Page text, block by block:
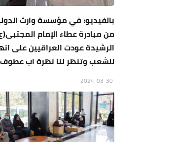
بالفيديو: في مؤسسة وارث
من مبادرة عطاء الإمام
الرشيدة عودت العراقيين على
للشعب وتنظر لنا نظرة اب عطوف